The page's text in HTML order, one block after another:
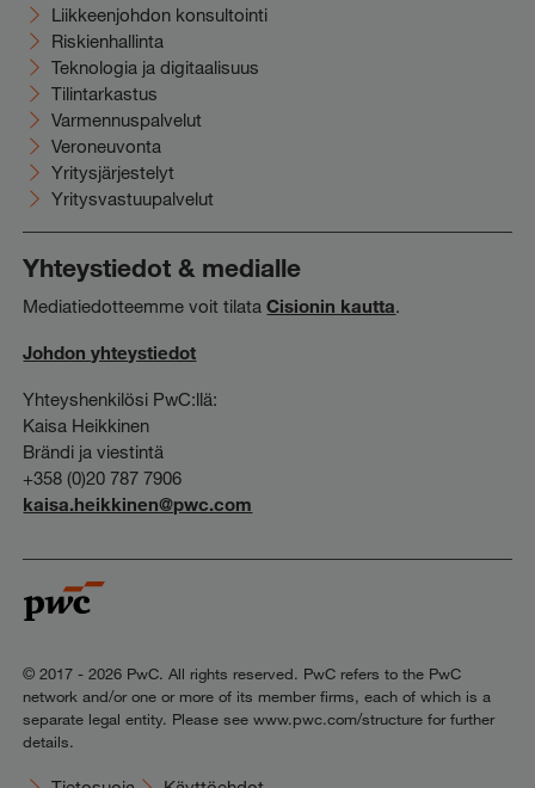
Liikkeenjohdon konsultointi
Riskienhallinta
Teknologia ja digitaalisuus
Tilintarkastus
Varmennuspalvelut
Veroneuvonta
Yritysjärjestelyt
Yritysvastuupalvelut
Yhteystiedot & medialle
Mediatiedotteemme voit tilataCisionin kautta.
Johdon yhteystiedot
Yhteyshenkilösi PwC:llä:
Kaisa Heikkinen
Brändi ja viestintä
+358 (0)20 787 7906
kaisa.heikkinen@pwc.com
© 2017 - 2026 PwC. All rights reserved. PwC refers to the PwC
network and/or one or more of its member firms, each of which is a
separate legal entity. Please see www.pwc.com/structure for further
details.